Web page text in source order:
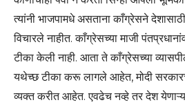
त्यांनी भाजपामधे असताना काँग्रेसने
विचारले नाहीत. काँग्रेसच्या माजी
टीका केली नाही. आता ते काँग्रेसच्या
यथेच्छ टीका करू लागले आहेत, मोदी
व्यक्त करीत आहेत. एवढेच नव्हे तर देश